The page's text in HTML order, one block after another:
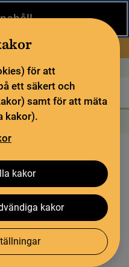
service och särskilda
och samlingar
i sommar
för att
ett säkert och
samt för att mäta
kakor).
kakor
kakor
Pliktleverans och ISBN